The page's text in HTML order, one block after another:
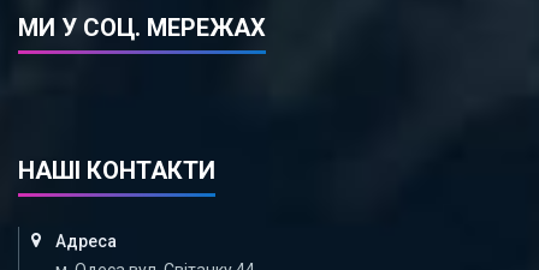
МИ У СОЦ. МЕРЕЖАХ
НАШІ КОНТАКТИ
Адреса